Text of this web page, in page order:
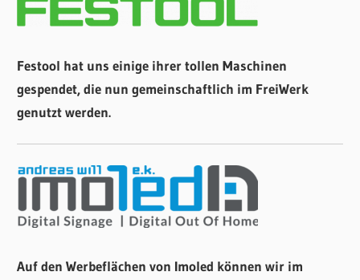
Festool hat uns einige ihrer tollen Maschinen
gespendet, die nun gemeinschaftlich im FreiWerk
genutzt werden.
Auf den Werbeflächen von Imoled können wir im